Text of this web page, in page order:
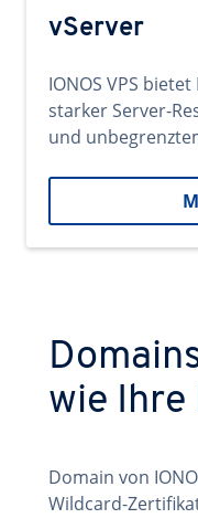
vServer
IONOS VPS
starker Server-
und
wie Ihre
Domain von
Wildcard-